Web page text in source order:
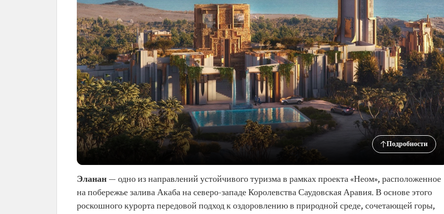
Подробности
Эланан — одно из направлений устойчивого туризма в рамках проекта «Неом», расположенное
на побережье залива Акаба на северо-западе Королевства Саудовская Аравия. В основе этого
роскошного курорта передовой подход к оздоровлению в природной среде, сочетающей горы,